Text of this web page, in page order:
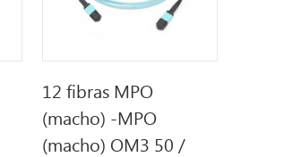
12 fibras MPO
(macho) -MPO
(macho) OM3 50 /